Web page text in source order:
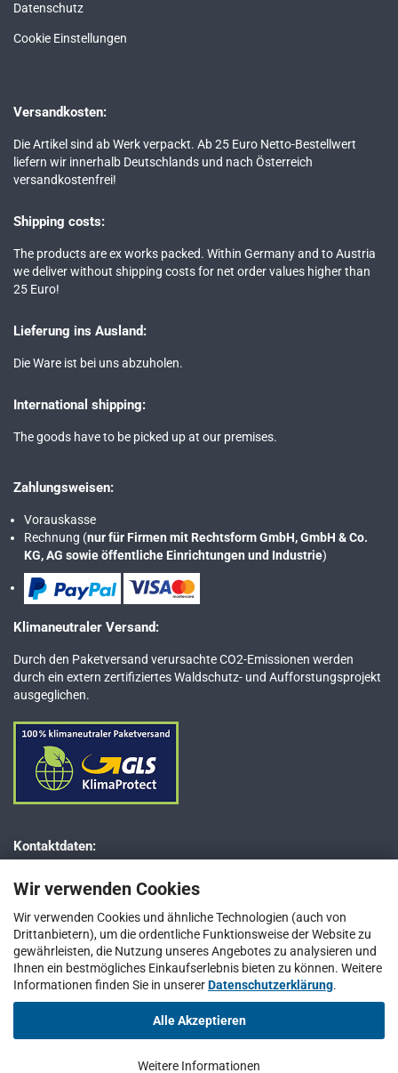
Wir verwenden Cookies
Wir verwenden Cookies und ähnliche Technologien (auch von
Drittanbietern), um die ordentliche Funktionsweise der Website zu
gewährleisten, die Nutzung unseres Angebotes zu analysieren und
Ihnen ein bestmögliches Einkaufserlebnis bieten zu können. Weitere
Informationen finden Sie in unsererDatenschutzerklärung.
Alle Akzeptieren
Weitere Informationen
Datenschutz
Cookie Einstellungen
Versandkosten:
Die Artikel sind ab Werk verpackt. Ab 25 Euro Netto-Bestellwert
liefern wir innerhalb Deutschlands und nach Österreich
versandkostenfrei!
Shipping costs:
The products are ex works packed. Within Germany and to Austria
we deliver without shipping costs for net order values higher than
25 Euro!
Lieferung ins Ausland:
Die Ware ist bei uns abzuholen.
International shipping:
The goods have to be picked up at our premises.
Zahlungsweisen:
Vorauskasse
Rechnung (nur für Firmen mit Rechtsform GmbH, GmbH & Co.
KG, AG sowie öffentliche Einrichtungen und Industrie)
Klimaneutraler Versand:
Durch den Paketversand verursachte CO2-Emissionen werden
durch ein extern zertifiziertes Waldschutz- und Aufforstungsprojekt
ausgeglichen.
Kontaktdaten:
Jägerweg 5–7
D-85521 Ottobrunn bei München
Telefon: +49 (0) 89 / 66 66 33 400
Telefax: +49 (0) 89 / 66 66 33 411
E-Mail:info@jesspumpen.de